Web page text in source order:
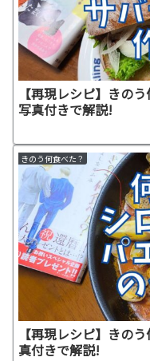
【再現レシピ】きの
写真付きで解説!
きのう何食べた？
【再現レシピ】きの
真付きで解説!